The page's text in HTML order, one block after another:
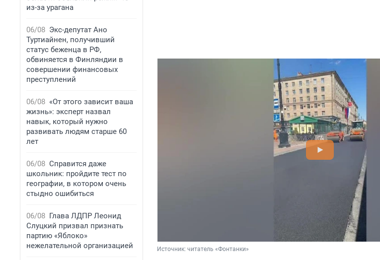
из-за урагана
06/08 Экс-депутат Ано
Туртиайнен, получивший
статус беженца в РФ,
обвиняется в Финляндии в
совершении финансовых
преступлений
06/08 «От этого зависит ваша
жизнь»: эксперт назвал
навык, который нужно
развивать людям старше 60
лет
06/08 Справится даже
школьник: пройдите тест по
географии, в котором очень
стыдно ошибиться
06/08 Глава ЛДПР Леонид
Слуцкий призвал признать
партию «Яблоко»
нежелательной организацией
Источник: читатель «Фонтанки»